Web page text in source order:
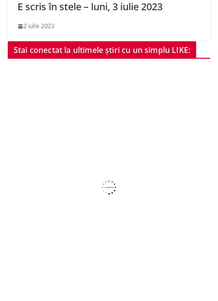
E scris în stele – luni, 3 iulie 2023
2 iulie 2023
Stai conectat la ultimele știri cu un simplu LIKE: